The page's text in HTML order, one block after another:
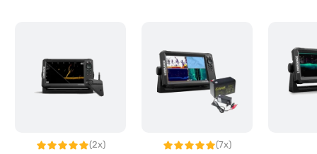
(2x) (7x)